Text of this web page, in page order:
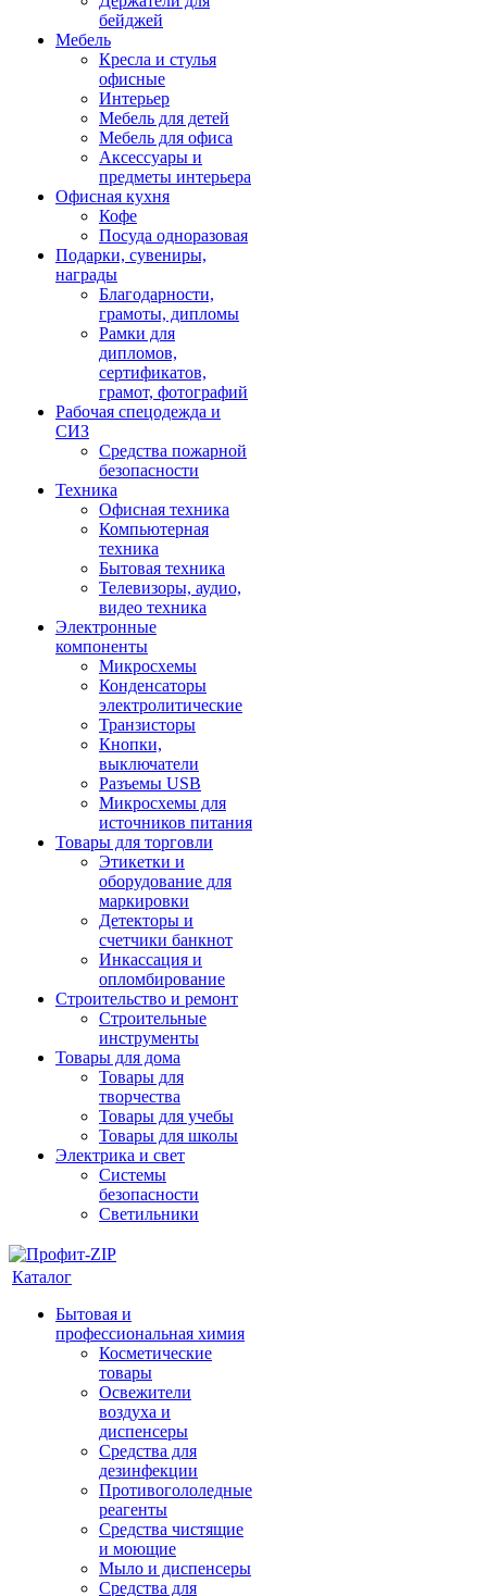
бейджей
Мебель
Кресла и стулья
офисные
Интерьер
Мебель для детей
Мебель для офиса
Аксессуары и
предметы интерьера
Офисная кухня
Кофе
Посуда одноразовая
Подарки, сувениры,
награды
Благодарности,
грамоты, дипломы
Рамки для
дипломов,
сертификатов,
грамот, фотографий
Рабочая спецодежда и
СИЗ
Средства пожарной
безопасности
Техника
Офисная техника
Компьютерная
техника
Бытовая техника
Телевизоры, аудио,
видео техника
Электронные
компоненты
Микросхемы
Конденсаторы
электролитические
Транзисторы
Кнопки,
выключатели
Разъемы USB
Микросхемы для
источников питания
Товары для торговли
Этикетки и
оборудование для
маркировки
Детекторы и
счетчики банкнот
Инкассация и
опломбирование
Строительство и ремонт
Строительные
инструменты
Товары для дома
Товары для
творчества
Товары для учебы
Товары для школы
Электрика и свет
Системы
безопасности
Светильники
Каталог
Бытовая и
профессиональная химия
Косметические
товары
Освежители
воздуха и
диспенсеры
Средства для
дезинфекции
Противогололедные
реагенты
Средства чистящие
и моющие
Мыло и диспенсеры
Средства для